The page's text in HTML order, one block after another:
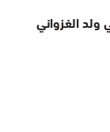
ولد الغزواني